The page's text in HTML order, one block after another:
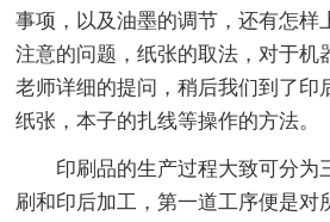
事项，以及油墨的调节，还有怎样
注意的问题，纸张的取法，对于机
老师详细的提问，稍后我们到了印
纸张，本子的扎线等操作的方法。
印刷品的生产过程大致可分为
刷和印后加工，第一道工序便是对